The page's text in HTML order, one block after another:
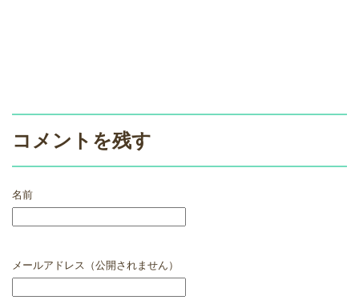
コメントを残す
名前
メールアドレス（公開されません）